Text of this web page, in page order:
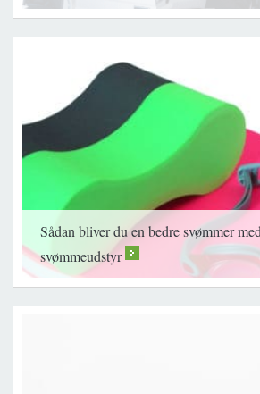
Sådan bliver du en bedre svømmer
svømmeudstyr
>